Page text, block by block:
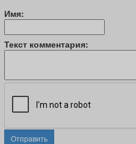
Имя:
Текст комментария:
Отправить